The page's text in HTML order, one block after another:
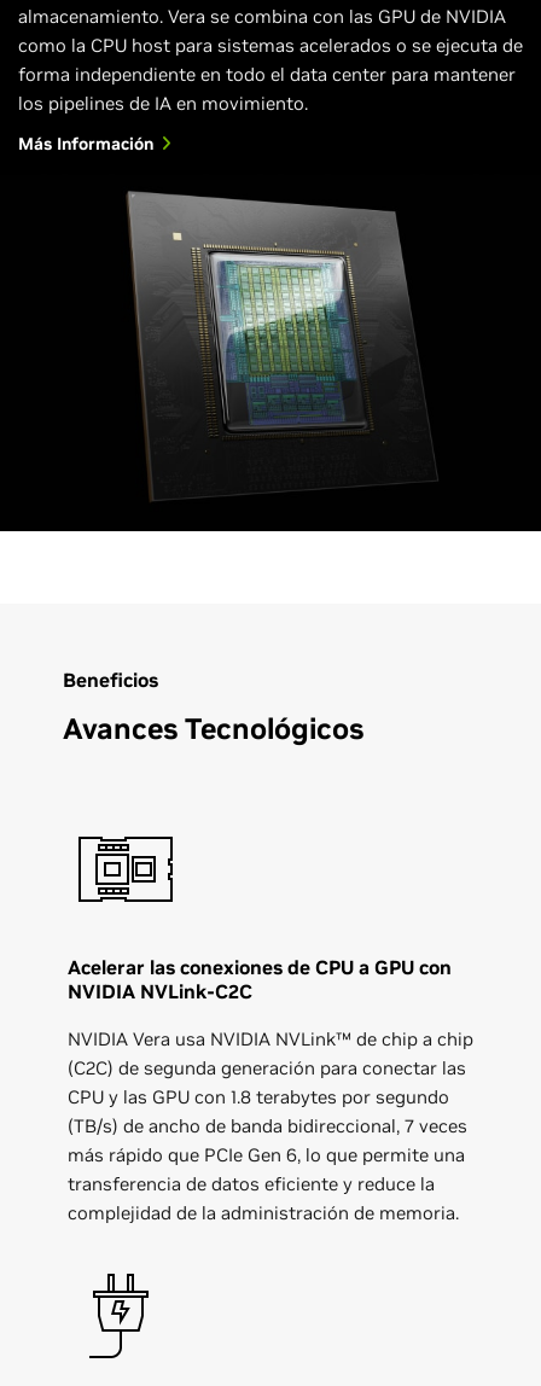
almacenamiento. Vera se combina con las GPU de NVIDIA
como la CPU host para sistemas acelerados o se ejecuta de
forma independiente en todo el data center para mantener
los pipelines de IA en movimiento.
Más Información
Beneficios
Avances Tecnológicos
Acelerar las conexiones de CPU a GPU con
NVIDIA NVLink-C2C
NVIDIA Vera usa NVIDIA NVLink™ de chip a chip
(C2C) de segunda generación para conectar las
CPU y las GPU con 1.8 terabytes por segundo
(TB/s) de ancho de banda bidireccional, 7 veces
más rápido que PCIe Gen 6, lo que permite una
transferencia de datos eficiente y reduce la
complejidad de la administración de memoria.